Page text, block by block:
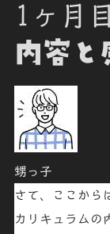
1ヶ月
内容と
甥っ子
さて、ここから
カリキュラムの